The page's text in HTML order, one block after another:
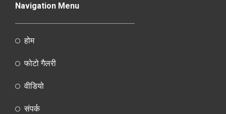
Navigation Menu
होम
फोटो गैलरी
वीडियो
संपर्क